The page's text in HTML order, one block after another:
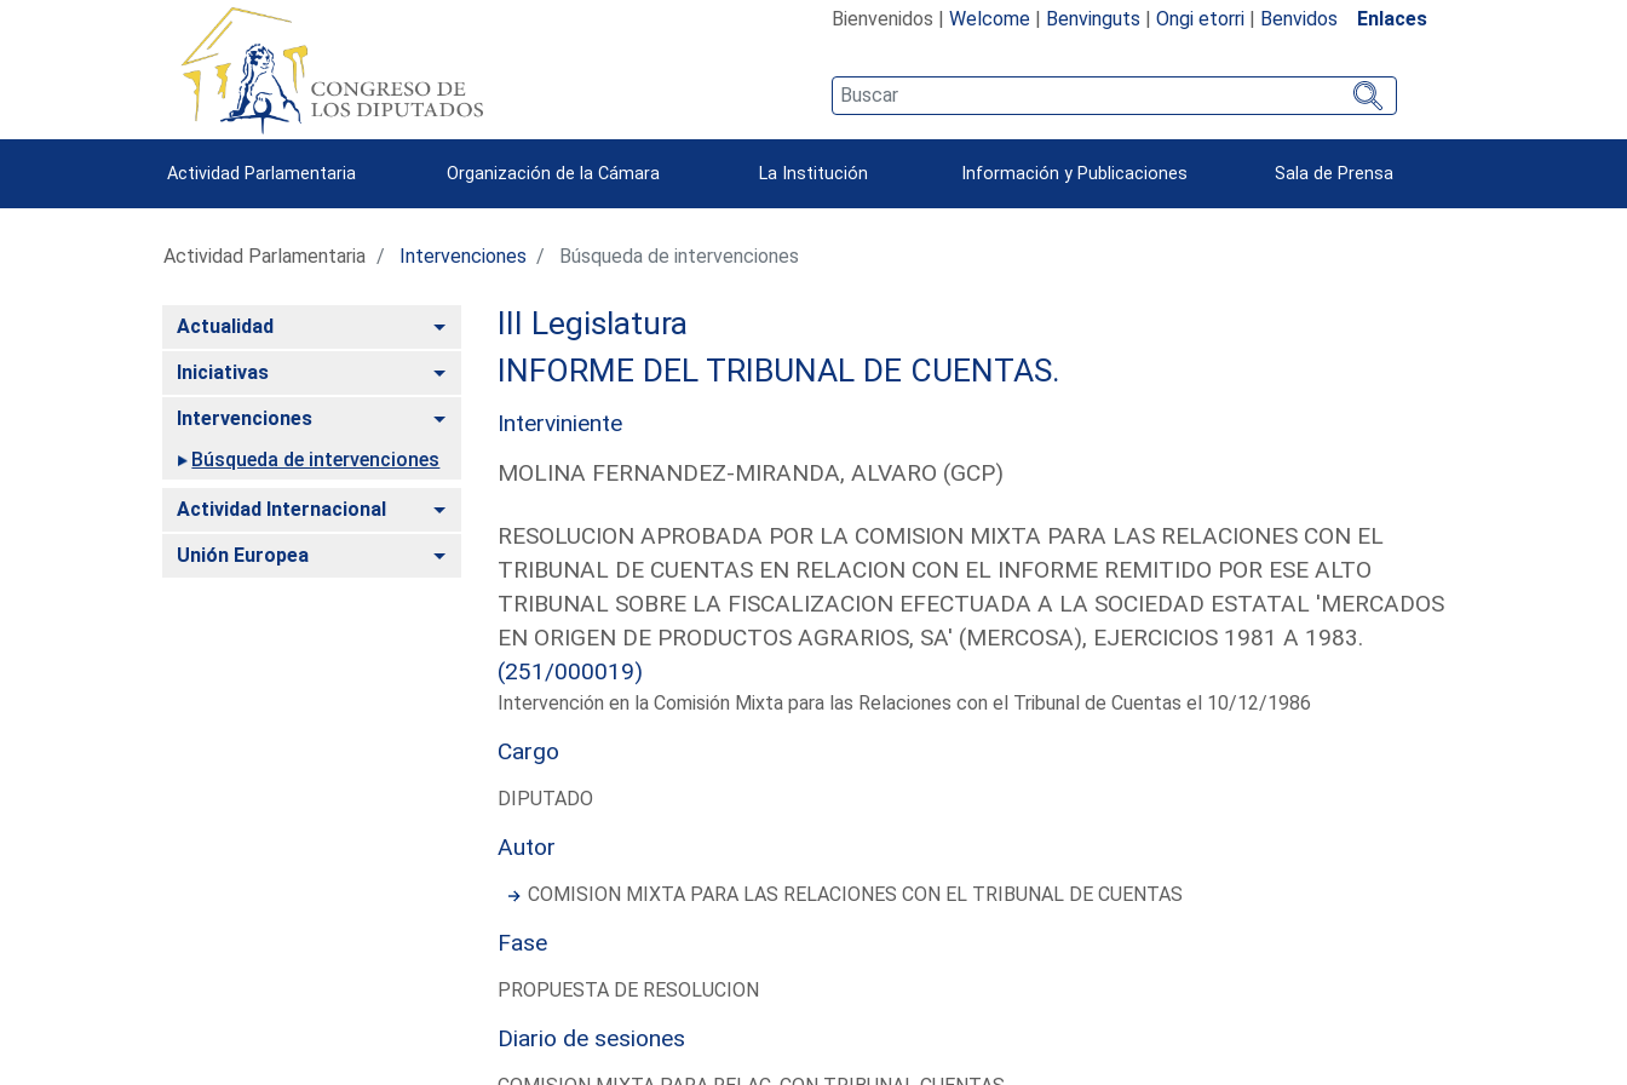
Bienvenidos | Welcome| Benvinguts | Ongi etorri| Benvidos Enlaces
Actividad Parlamentaria Organización de la Cámara La Institución Información y Publicaciones Sala de Prensa
Actividad Parlamentaria Intervenciones Búsqueda de intervenciones
Actualidad Alternar
Iniciativas Alternar
Intervenciones
Alternar
Búsqueda de intervenciones
Actividad Internacional Alternar
Unión Europea Alternar
III Legislatura
INFORME DEL TRIBUNAL DE CUENTAS.
Interviniente
MOLINA FERNANDEZ-MIRANDA, ALVARO (GCP)
RESOLUCION APROBADA POR LA COMISION MIXTA PARA LAS RELACIONES CON EL
TRIBUNAL DE CUENTAS EN RELACION CON EL INFORME REMITIDO POR ESE ALTO
TRIBUNAL SOBRE LA FISCALIZACION EFECTUADA A LA SOCIEDAD ESTATAL 'MERCADOS
EN ORIGEN DE PRODUCTOS AGRARIOS, SA' (MERCOSA), EJERCICIOS 1981 A 1983.
(251/000019)
Intervención en la Comisión Mixta para las Relaciones con el Tribunal de Cuentas el 10/12/1986
Cargo
DIPUTADO
Autor
COMISION MIXTA PARA LAS RELACIONES CON EL TRIBUNAL DE CUENTAS
Fase
PROPUESTA DE RESOLUCION
Diario de sesiones